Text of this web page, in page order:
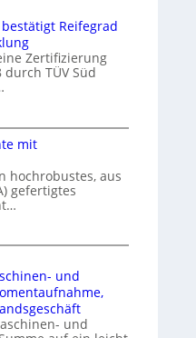
Reifegrad
Zertifizierung
durch TÜV Süd
mit
hochrobustes, aus
gefertigtes
und
und